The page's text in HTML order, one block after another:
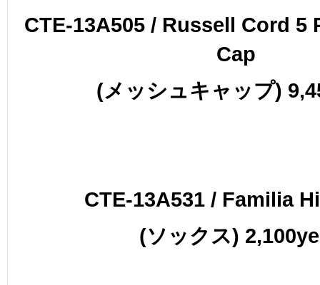
CTE-13A505 / Russell Cord 5
Cap
(メッシュキャップ)
CTE-13A531 / Familia
(ソックス)